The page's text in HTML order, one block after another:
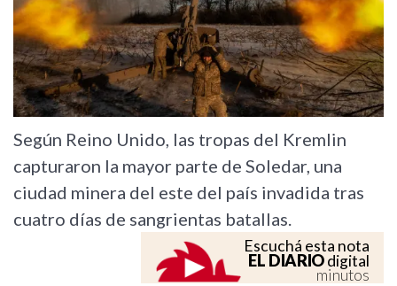
Según Reino Unido, las tropas del Kremlin
capturaron la mayor parte de Soledar, una
ciudad minera del este del país invadida tras
cuatro días de sangrientas batallas.
Escuchá esta nota
EL DIARIOdigital
minutos